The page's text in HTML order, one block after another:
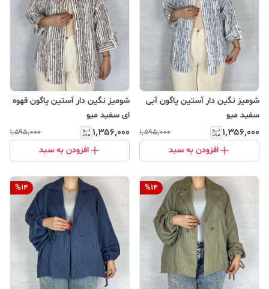
شومیز نگین دار آستین پاگون آبی
سفید میو
۱٬۳۵۶٬۰۰۰ ۱٬۵۹۵٬۰۰۰
افزودن به سبد
شومیز نگین دار آستین پاگون قهوه
ای سفید میو
۱٬۳۵۶٬۰۰۰ ۱٬۵۹۵٬۰۰۰
افزودن به سبد
%14
%14